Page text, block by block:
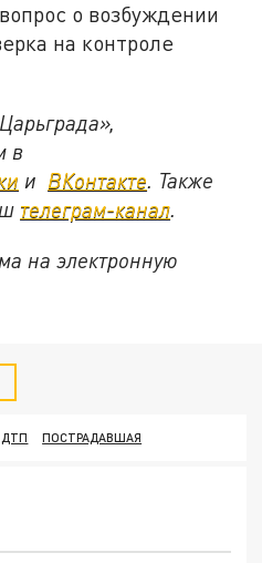
о возбуждении
на контроле
в
и ВКонтакте. Также
телеграм-канал.
на электронную
ДТП ПОСТРАДАВШАЯ